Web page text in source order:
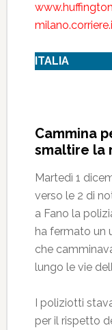
ITALIA
Cammina
smaltire la
Martedì 1
verso le 2 di
a Fano la
ha fermato un
che
lungo le vie
I poliziotti
per il rispetto